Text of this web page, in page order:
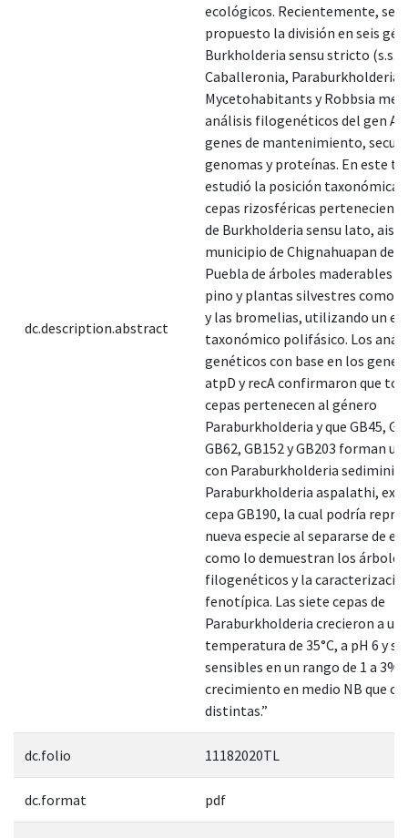
dc.description.abstract
ecológicos. Recientemente, se
propuesto la división en seis
Burkholderia sensu stricto (s.s.),
Caballeronia, Paraburkholderia,
Mycetohabitants y Robbsia
análisis filogenéticos del gen
genes de mantenimiento,
genomas y proteínas. En este
estudió la posición taxonómica
cepas rizosféricas
de Burkholderia sensu lato,
municipio de Chignahuapan del
Puebla de árboles maderables
pino y plantas silvestres como
y las bromelias, utilizando un
taxonómico polifásico. Los
genéticos con base en los genes
atpD y recA confirmaron que
cepas pertenecen al género
Paraburkholderia y que GB45,
GB62, GB152 y GB203 forman
con Paraburkholderia
Paraburkholderia aspalathi,
cepa GB190, la cual podría
nueva especie al separarse de
como lo demuestran los árboles
filogenéticos y la
fenotípica. Las siete cepas de
Paraburkholderia crecieron a
temperatura de 35°C, a pH 6 y
sensibles en un rango de 1 a 3%
crecimiento en medio NB que
distintas.”
dc.folio 11182020TL
dc.format pdf